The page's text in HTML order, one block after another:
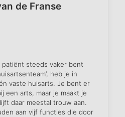
de Franse
patiënt steeds vaker bent
heb je in
vaste huisarts. Je bent er
een arts, maar je maakt je
daar meestal trouw aan.
aan vijf functies die door